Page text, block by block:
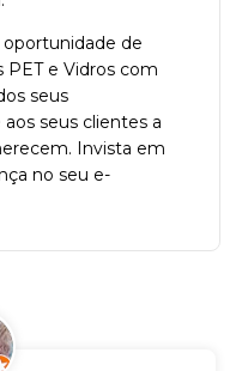
oportunidade de
PET e Vidros com
seus
seus clientes a
Invista em
no seu e-